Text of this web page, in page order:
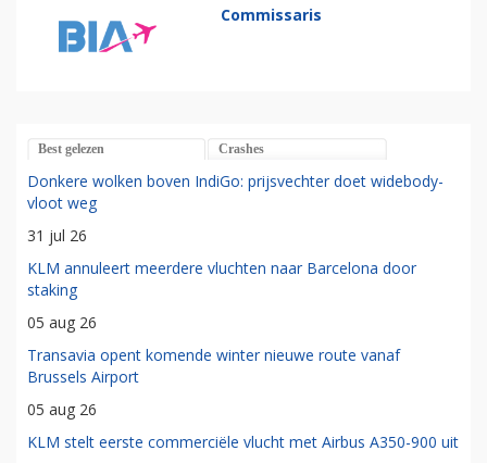
Commissaris
Best gelezen Crashes
Donkere wolken boven IndiGo: prijsvechter doet widebody-
vloot weg
31 jul 26
KLM annuleert meerdere vluchten naar Barcelona door
staking
05 aug 26
Transavia opent komende winter nieuwe route vanaf
Brussels Airport
05 aug 26
KLM stelt eerste commerciële vlucht met Airbus A350-900 uit